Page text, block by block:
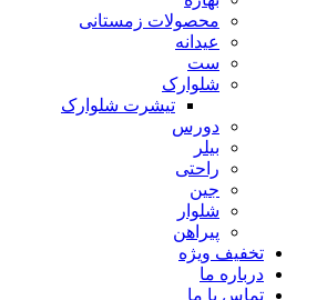
محصولات زمستانی
عیدانه
ست
شلوارک
تیشرت شلوارک
دورس
بیلر
راحتی
جین
شلوار
پیراهن
تخفیف ویژه
درباره ما
تماس با ما